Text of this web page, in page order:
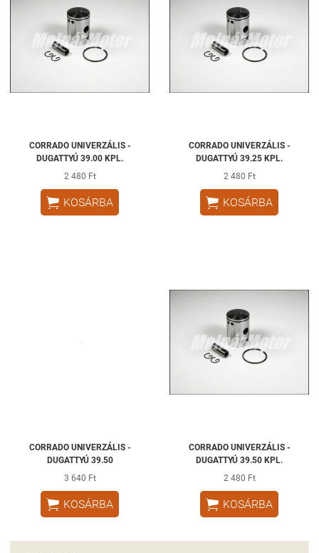
CORRADO UNIVERZÁLIS -
DUGATTYÚ 39.00 KPL.
2 480 Ft
 KOSÁRBA
CORRADO UNIVERZÁLIS -
DUGATTYÚ 39.25 KPL.
2 480 Ft
 KOSÁRBA
CORRADO UNIVERZÁLIS -
DUGATTYÚ 39.50
3 640 Ft
 KOSÁRBA
CORRADO UNIVERZÁLIS -
DUGATTYÚ 39.50 KPL.
2 480 Ft
 KOSÁRBA